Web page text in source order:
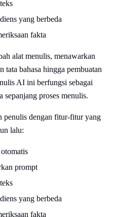
yang berbeda
fakta
alat menulis, menawarkan
tata bahasa hingga pembuatan
AI ini berfungsi sebagai
sepanjang proses menulis.
penulis dengan fitur-fitur yang
lalu:
prompt
yang berbeda
fakta